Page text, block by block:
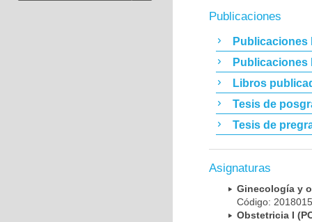
Publicaciones
Publicaciones
Publicaciones
Libros
Tesis de
Tesis de
Asignaturas
Ginecología y
Código:
Obstetricia I